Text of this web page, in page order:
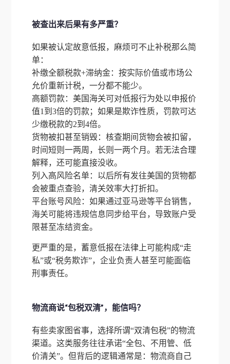
被查出来后果有多严重？
如果被认定故意低报，麻烦可不止补税那么简
单：
补缴全额税款+滞纳金：按实际价值或市场公
允价重新计税，一分都不能少。
高额罚款：美国海关可对低报行为处以申报价
值1到3倍的罚款；如果是欺诈性质，罚款可达
少缴税款的2到4倍。
货物被扣甚至销毁：核查期间货物会被扣留，
时间短则一两周，长则一两个月。若无法合理
解释，还可能直接没收。
列入高风险名单：以后所有发往美国的货物都
会被重点查验，清关效率大打折扣。
平台账号风险：如果通过亚马逊等平台销售，
海关可能将违规信息同步给平台，导致账户受
限甚至冻结资金。
更严重的是，蓄意低报在法律上可能构成“走
私”或“税务欺诈”，企业负责人甚至可能面临
刑事责任。
物流商说“包税双清”，能信吗？
有些卖家图省事，选择所谓“双清包税”的物流
渠道。这类服务往往承诺“全包、不用管、低
价清关”。但背后的逻辑通常是：物流商自己